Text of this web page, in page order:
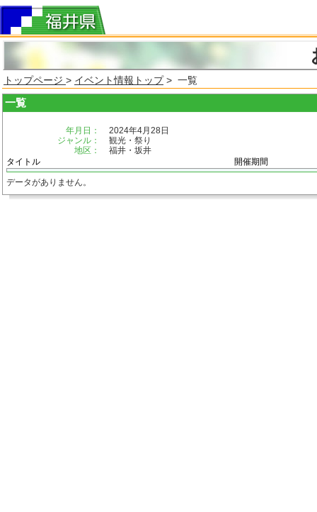
トップページ > イベント情報トップ> 一覧
一覧
年月日：
2024年4月28日
ジャンル：
観光・祭り
地区：
福井・坂井
タイトル
開催期間
データがありません。